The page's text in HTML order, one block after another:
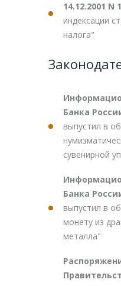
14.12.2001 N
индексации
налога"
Банка
выпустил в
сувенирной
Банка
выпустил в
монету из
металла"